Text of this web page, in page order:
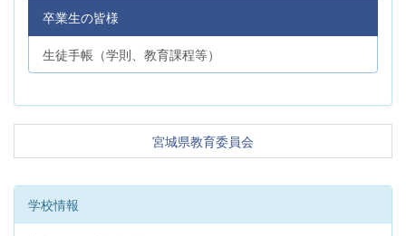
卒業生の皆様
生徒手帳（学則、教育課程等）
宮城県教育委員会
学校情報